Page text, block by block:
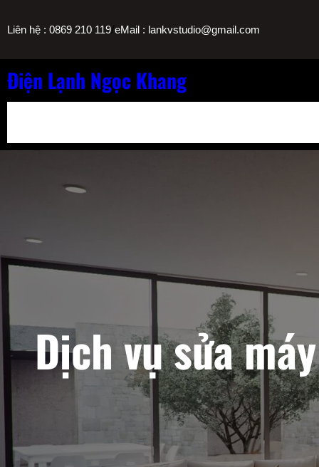
đến
nội
dung
Liên hệ : 0869 210 119/eMail : lankvstudio@gmail.com
Điện Lạnh Ngọc Khang
Dịch vụ sửa